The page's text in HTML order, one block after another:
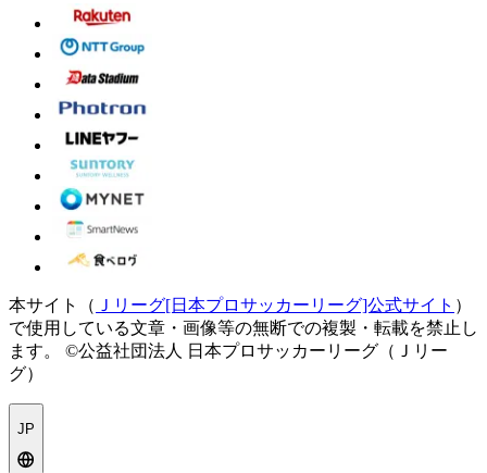
本サイト（ Ｊリーグ[日本プロサッカーリーグ]公式サイト ）
で使用している文章・画像等の無断での複製・転載を禁止し
ます。
©公益社団法人 日本プロサッカーリーグ（Ｊリー
グ）
JP